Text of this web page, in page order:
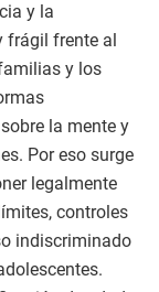
y la
frágil frente al
y los
la mente y
Por eso surge
legalmente
controles
indiscriminado